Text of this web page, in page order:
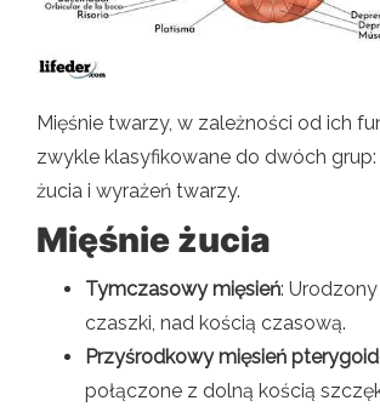
Mięśnie twarzy, w zależności od ich
zwykle klasyfikowane do dwóch grup:
żucia i wyrażeń twarzy.
Mięśnie żucia
Tymczasowy mięsień:
czaszki, nad kością czasową.
Przyśrodkowy mięsień
połączone z dolną kością